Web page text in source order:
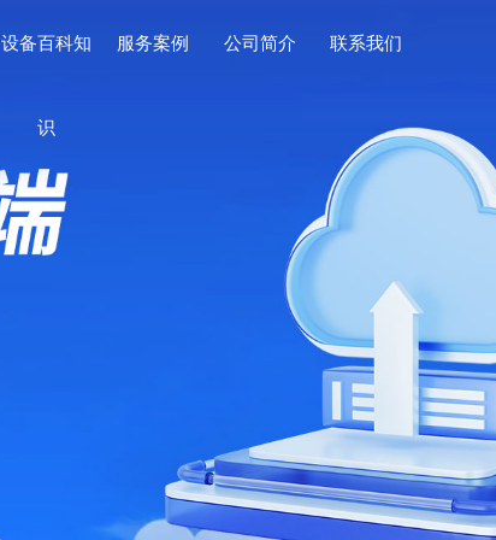
设备百科知
识
服务案例 公司简介 联系我们